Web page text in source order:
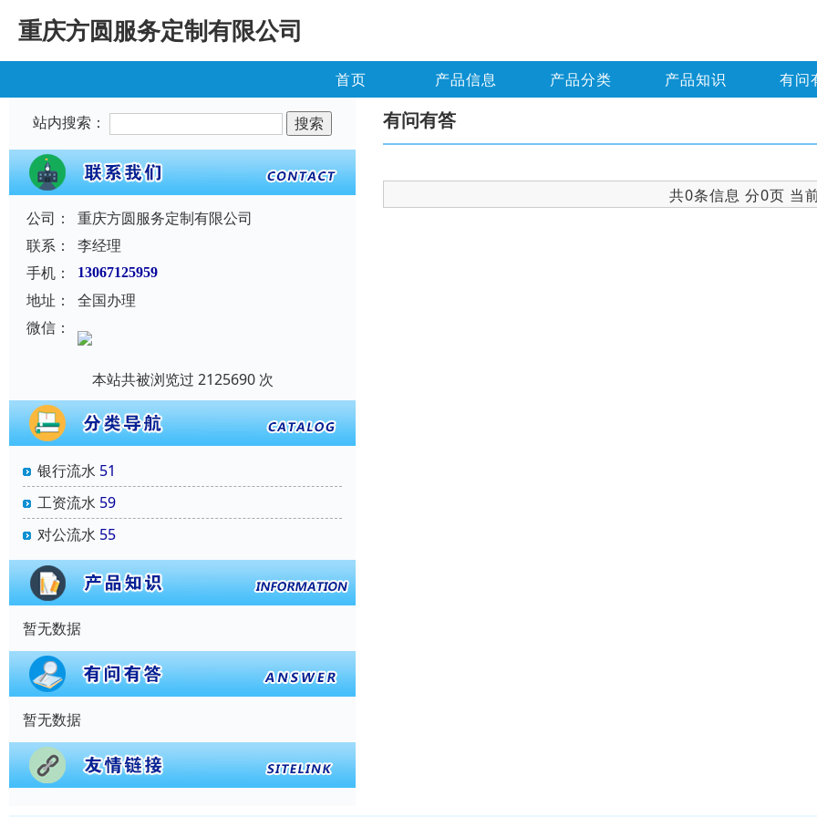
重庆方圆服务定制有限公司
首页 产品信息 产品分类 产品知识 有问
站内搜索：
公司：
重庆方圆服务定制有限公司
联系：
李经理
手机：
13067125959
地址：
全国办理
微信：
本站共被浏览过 2125690 次
银行流水 51
工资流水 59
对公流水 55
暂无数据
暂无数据
有问有答
共0条信息 分0页 当